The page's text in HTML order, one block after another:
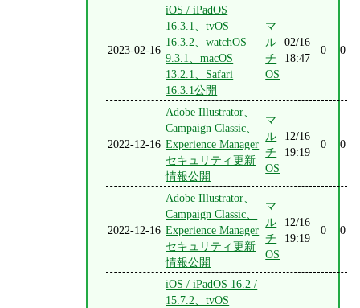
2023-02-16
iOS / iPadOS
16.3.1、tvOS
16.3.2、watchOS
9.3.1、macOS
13.2.1、Safari
16.3.1公開
マ
ル
チ
OS
02/16
18:47
0 0
2022-12-16
Adobe Illustrator、
Campaign Classic、
Experience Manager
セキュリティ更新
情報公開
マ
ル
チ
OS
12/16
19:19
0 0
2022-12-16
Adobe Illustrator、
Campaign Classic、
Experience Manager
セキュリティ更新
情報公開
マ
ル
チ
OS
12/16
19:19
0 0
iOS / iPadOS 16.2 /
15.7.2、tvOS